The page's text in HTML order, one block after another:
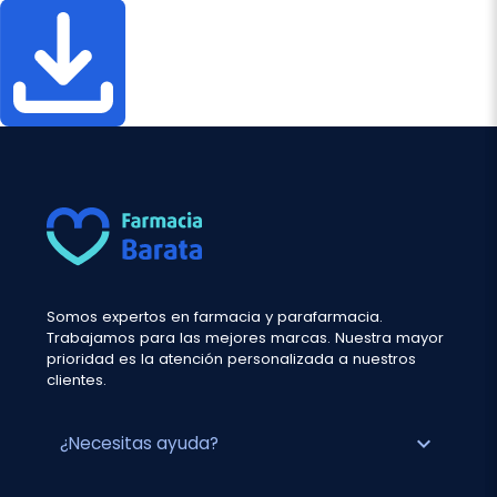
Somos expertos en farmacia y parafarmacia.
Trabajamos para las mejores marcas. Nuestra mayor
prioridad es la atención personalizada a nuestros
clientes.
¿Necesitas ayuda? expand_more